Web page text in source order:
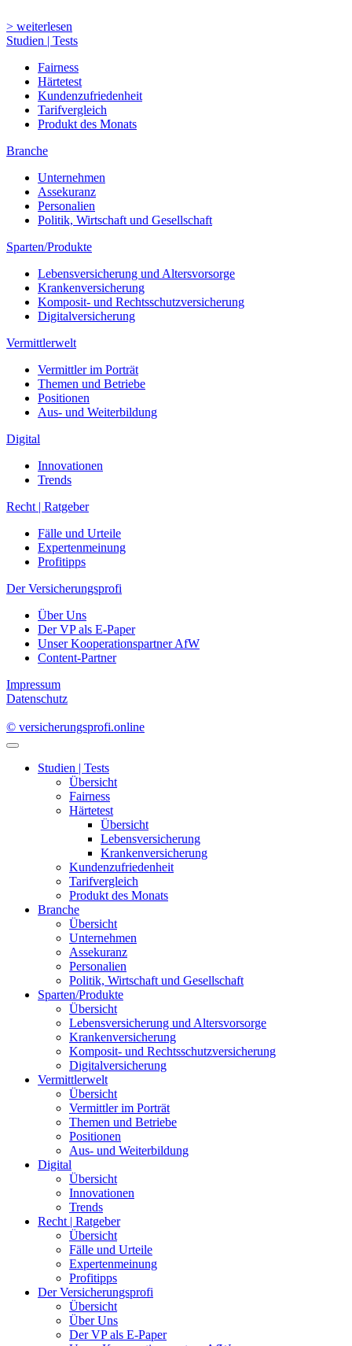
> weiterlesen
Studien | Tests
Fairness
Härtetest
Kundenzufriedenheit
Tarifvergleich
Produkt des Monats
Branche
Unternehmen
Assekuranz
Personalien
Politik, Wirtschaft und Gesellschaft
Sparten/Produkte
Lebensversicherung und Altersvorsorge
Krankenversicherung
Komposit- und Rechtsschutzversicherung
Digitalversicherung
Vermittlerwelt
Vermittler im Porträt
Themen und Betriebe
Positionen
Aus- und Weiterbildung
Digital
Innovationen
Trends
Recht | Ratgeber
Fälle und Urteile
Expertenmeinung
Profitipps
Der Versicherungsprofi
Über Uns
Der VP als E-Paper
Unser Kooperationspartner AfW
Content-Partner
Impressum
Datenschutz
© versicherungsprofi.online
Studien | Tests
Übersicht
Fairness
Härtetest
Übersicht
Lebensversicherung
Krankenversicherung
Kundenzufriedenheit
Tarifvergleich
Produkt des Monats
Branche
Übersicht
Unternehmen
Assekuranz
Personalien
Politik, Wirtschaft und Gesellschaft
Sparten/Produkte
Übersicht
Lebensversicherung und Altersvorsorge
Krankenversicherung
Komposit- und Rechtsschutzversicherung
Digitalversicherung
Vermittlerwelt
Übersicht
Vermittler im Porträt
Themen und Betriebe
Positionen
Aus- und Weiterbildung
Digital
Übersicht
Innovationen
Trends
Recht | Ratgeber
Übersicht
Fälle und Urteile
Expertenmeinung
Profitipps
Der Versicherungsprofi
Übersicht
Über Uns
Der VP als E-Paper